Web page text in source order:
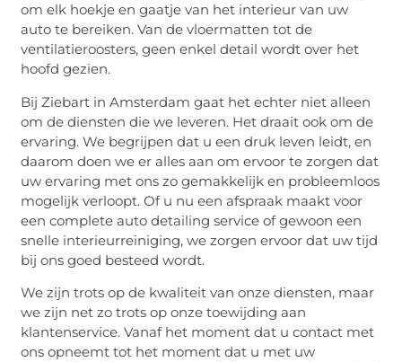
om elk hoekje en gaatje van het interieur van uw
auto te bereiken. Van de vloermatten tot de
ventilatieroosters, geen enkel detail wordt over het
hoofd gezien.
Bij Ziebart in Amsterdam gaat het echter niet alleen
om de diensten die we leveren. Het draait ook om de
ervaring. We begrijpen dat u een druk leven leidt, en
daarom doen we er alles aan om ervoor te zorgen dat
uw ervaring met ons zo gemakkelijk en probleemloos
mogelijk verloopt. Of u nu een afspraak maakt voor
een complete auto detailing service of gewoon een
snelle interieurreiniging, we zorgen ervoor dat uw tijd
bij ons goed besteed wordt.
We zijn trots op de kwaliteit van onze diensten, maar
we zijn net zo trots op onze toewijding aan
klantenservice. Vanaf het moment dat u contact met
ons opneemt tot het moment dat u met uw